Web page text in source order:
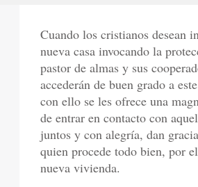
Cuando los cristianos desean
nueva casa invocando la
pastor de almas y sus
accederán de buen grado a
con ello se les ofrece una
de entrar en contacto con
juntos y con alegría, dan
quien procede todo bien, por
nueva vivienda.